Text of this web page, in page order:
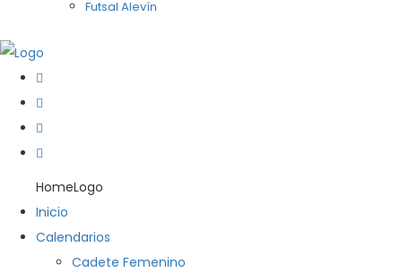
Futsal Alevín
HomeLogo
Inicio
Calendarios
Cadete Femenino